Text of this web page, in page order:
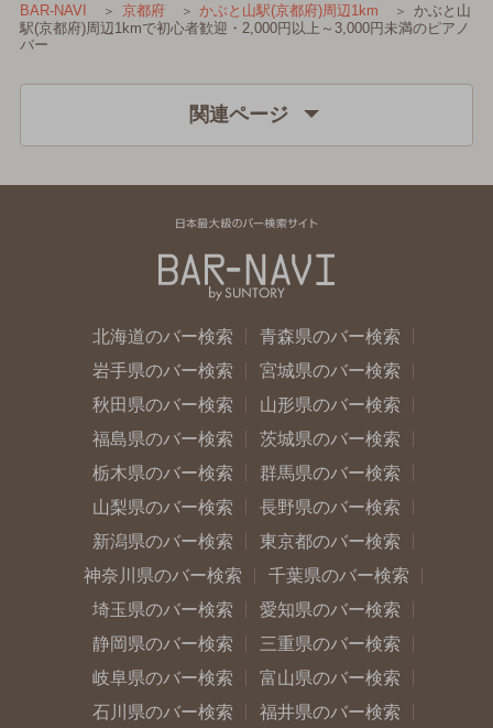
BAR-NAVI 京都府 かぶと山駅(京都府)周辺1km
かぶと山
駅(京都府)周辺1kmで初心者歓迎・2,000円以上～3,000円未満のピアノ
バー
関連ページ
北海道のバー検索
青森県のバー検索
岩手県のバー検索
宮城県のバー検索
秋田県のバー検索
山形県のバー検索
福島県のバー検索
茨城県のバー検索
栃木県のバー検索
群馬県のバー検索
山梨県のバー検索
長野県のバー検索
新潟県のバー検索
東京都のバー検索
神奈川県のバー検索
千葉県のバー検索
埼玉県のバー検索
愛知県のバー検索
静岡県のバー検索
三重県のバー検索
岐阜県のバー検索
富山県のバー検索
石川県のバー検索
福井県のバー検索